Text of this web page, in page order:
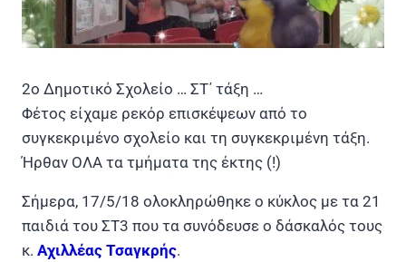
2ο Δημοτικό Σχολείο … ΣΤ΄ τάξη …
Φέτος είχαμε ρεκόρ επισκέψεων από το
συγκεκριμένο σχολείο και τη συγκεκριμένη τάξη.
Ήρθαν ΟΛΑ τα τμήματα της έκτης (!)
Σήμερα, 17/5/18 ολοκληρώθηκε ο κύκλος με τα 21
παιδιά του ΣΤ3 που τα συνόδευσε ο δάσκαλός τους
κ. Αχιλλέας Τσαγκρής.